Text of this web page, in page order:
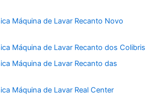
Máquina de Lavar Recanto Novo
Máquina de Lavar Recanto dos Colibris
Máquina de Lavar Recanto das
Máquina de Lavar Real Center